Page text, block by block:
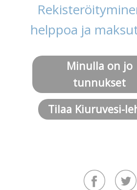
helppoa ja
Minulla on jo
tunnukset
Tilaa Kiuruvesi-